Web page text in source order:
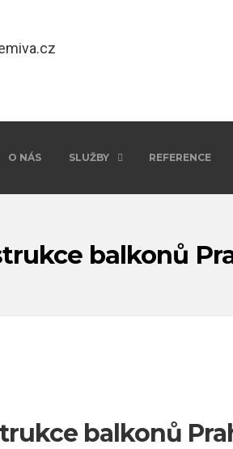
O NÁS SLUŽBY REFERENCE
balkonů
balkonů